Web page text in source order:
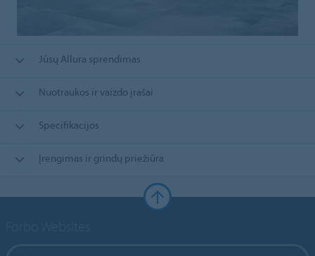
Jūsų Allura sprendimas
Nuotraukos ir vaizdo įrašai
Specifikacijos
Įrengimas ir grindų priežiūra